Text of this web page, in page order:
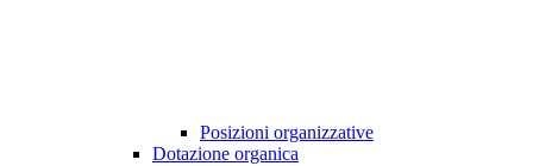
Posizioni organizzative
Dotazione organica